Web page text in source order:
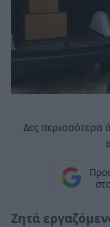
Δες περισσότερα
Ζητά